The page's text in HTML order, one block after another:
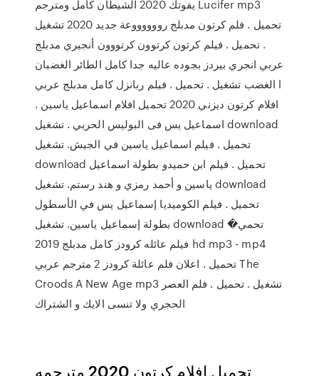
يفوتك 2020 الشيطان كامل ومترجم Lucifer mp3
تحميل . فلم كرتون مدبلج رووووووعة جديد 2020 تشغيل
. تحميل . فيلم كرتون كرتوون كرتووون أنجيري مدبلج
عربي انجري بيردز بجوده عاليه جدا كامل الطائر الغضبان
الغضب تشغيل . تحميل . فيلم ربانزل كامل مدبلج عربي l
افلام كرتون ديزني 2020 تحميل افلام اسماعيل ياسين .
اسماعيل يس فى البوليس الحربي . تشغيل download
تحميل . فيلم اسماعيل ياسين في الجيش. تشغيل
download تحميل . فيلم ابن حميدو بطولة اسماعيل
ياسين و أحمد رمزي و هند رستم. تشغيل download
تحميل . فيلم الكوميديا إسماعيل يس في الأسطول
بطولة إسماعيل ياسين. تشغيل download تحمي�
فيلم عائله كرودز كامل مدبلج 2019 hd mp3 - mp4
تحميل . اعلان فلم عائلة كرودز 2 مترجم عربي The
Croods A New Age mp3 تشغيل . تحميل . فلم العصر
الحجري ولا تنسى الايك و الشتراك
تحميل افلام كرتون 2020 مترجمه